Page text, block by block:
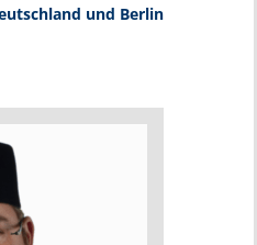
und Berlin